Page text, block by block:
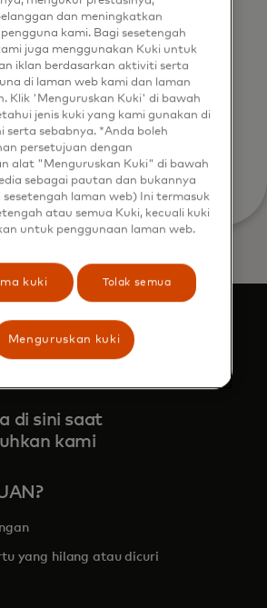
Mastercard.
button below, I confirm that I
agree to theTerms of Use
that your personal data
by Mastercard as
the Privacy Notice.
inkrementalitas: Bagaimana
dan Mastercard
TV
di sini saat
kami
yang hilang atau dicuri
dan meningkatkan
kami. Bagi sesetengah
juga menggunakan Kuki untuk
iklan berdasarkan aktiviti serta
di laman web kami dan laman
Klik 'Menguruskan Kuki' di bawah
jenis kuki yang kami gunakan di
serta sebabnya. *Anda boleh
persetujuan dengan
alat "Menguruskan Kuki" di bawah
sebagai pautan dan bukannya
laman web) Ini termasuk
atau semua Kuki, kecuali kuki
untuk penggunaan laman web.
kuki Tolak semua
Menguruskan kuki